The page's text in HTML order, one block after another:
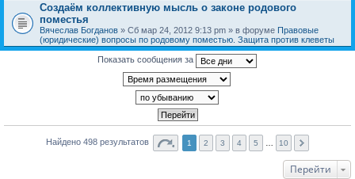
Создаём коллективную мысль о законе родового
поместья
Вячеслав Богданов » Сб мар 24, 2012 9:13 pm » в форуме Правовые
(юридические) вопросы по родовому поместью. Защита против клеветы
Показать сообщения за
Найдено 498 результатов 1 2 3 4 5 10
Перейти